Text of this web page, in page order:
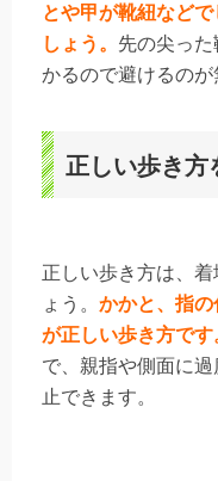
とや甲が靴紐など
しょう。 先の尖っ
かるので避けるのが
正しい歩き方
正しい歩き方は、
ょう。 かかと、指
が正しい歩き方です
で、親指や側面に
止できます。